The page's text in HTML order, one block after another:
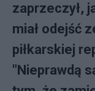
zaprzeczył,
miał odejść
piłkarskiej
"Nieprawdą